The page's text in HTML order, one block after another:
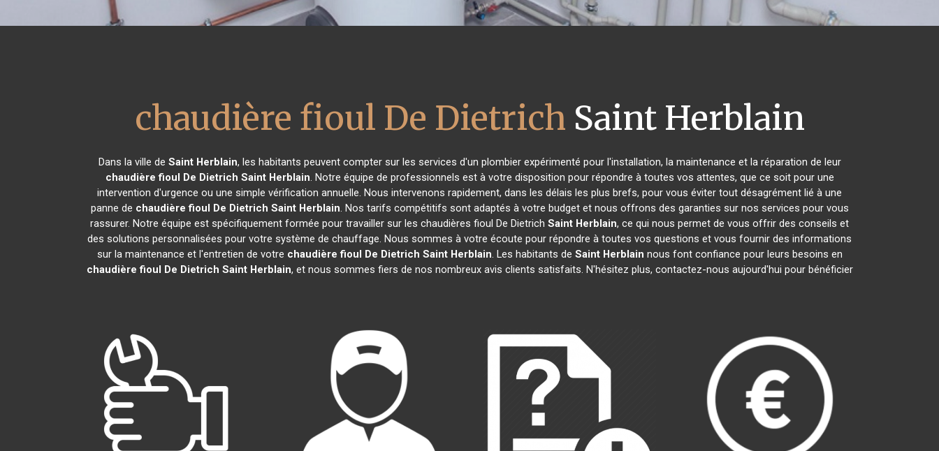
chaudière fioul De Dietrich Saint Herblain
Dans la ville de Saint Herblain, les habitants peuvent compter sur les services d'un plombier expérimenté pour l'installation, la maintenance et la réparation de leur
chaudière fioul De Dietrich Saint Herblain. Notre équipe de professionnels est à votre disposition pour répondre à toutes vos attentes, que ce soit pour une
intervention d'urgence ou une simple vérification annuelle. Nous intervenons rapidement, dans les délais les plus brefs, pour vous éviter tout désagrément lié à une
panne de chaudière fioul De Dietrich Saint Herblain. Nos tarifs compétitifs sont adaptés à votre budget et nous offrons des garanties sur nos services pour vous
rassurer. Notre équipe est spécifiquement formée pour travailler sur les chaudières fioul De Dietrich Saint Herblain, ce qui nous permet de vous offrir des conseils et
des solutions personnalisées pour votre système de chauffage. Nous sommes à votre écoute pour répondre à toutes vos questions et vous fournir des informations
sur la maintenance et l'entretien de votre chaudière fioul De Dietrich Saint Herblain. Les habitants de Saint Herblain nous font confiance pour leurs besoins en
chaudière fioul De Dietrich Saint Herblain, et nous sommes fiers de nos nombreux avis clients satisfaits. N'hésitez plus, contactez-nous aujourd'hui pour bénéficier